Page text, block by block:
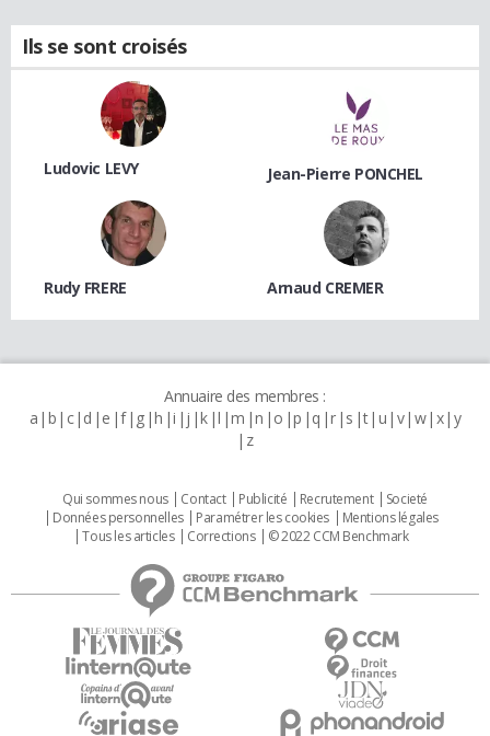
Ils se sont croisés
Ludovic LEVY Jean-Pierre PONCHEL
Rudy FRERE Arnaud CREMER
Annuaire des membres :
a b c d e f g h i j k l m n o p q r s t u v w x y
z
Qui sommes nous Contact Publicité Recrutement
Societé
Données personnelles
Paramétrer les cookies
Mentions légales
Tous les articles
Corrections © 2022 CCM Benchmark